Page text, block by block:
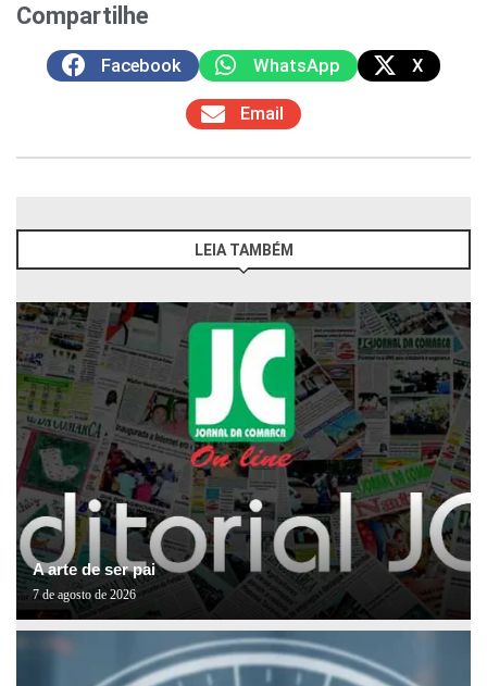
Compartilhe
Facebook WhatsApp X
Email
LEIA TAMBÉM
A arte de ser pai
7 de agosto de 2026